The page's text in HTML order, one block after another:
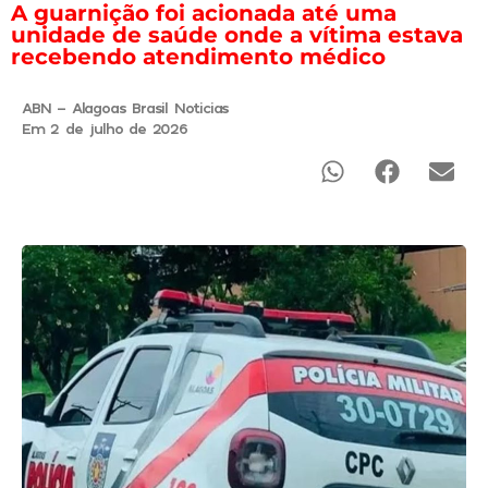
A guarnição foi acionada até uma
unidade de saúde onde a vítima estava
recebendo atendimento médico
ABN - Alagoas Brasil Noticias
Em 2 de julho de 2026